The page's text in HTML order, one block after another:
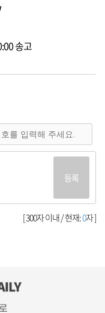
송고
등록
[ 300자 이내 / 현재:0자 ]